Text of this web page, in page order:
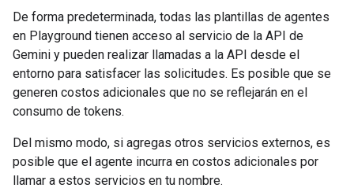
De forma predeterminada, todas las plantillas de agentes
en Playground tienen acceso al servicio de la API de
Gemini y pueden realizar llamadas a la API desde el
entorno para satisfacer las solicitudes. Es posible que se
generen costos adicionales que no se reflejarán en el
consumo de tokens.
Del mismo modo, si agregas otros servicios externos, es
posible que el agente incurra en costos adicionales por
llamar a estos servicios en tu nombre.